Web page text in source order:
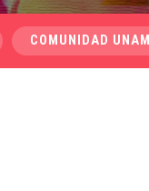
COMUNIDAD UNAM